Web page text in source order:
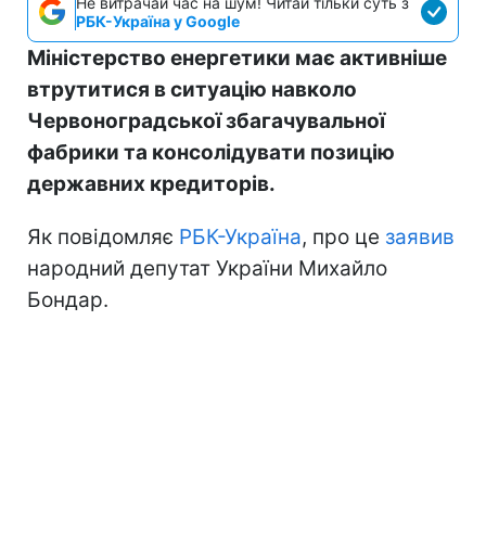
РБК-Україна у Google
Міністерство енергетики має активніше
втрутитися в ситуацію навколо
Червоноградської збагачувальної
фабрики та консолідувати позицію
державних кредиторів.
Як повідомляє РБК-Україна, про це заявив
народний депутат України Михайло
Бондар.